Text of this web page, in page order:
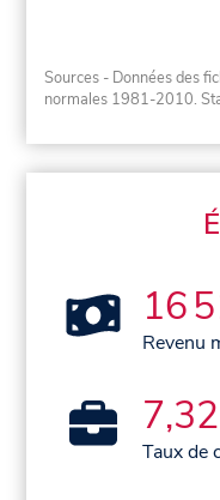
Sources - Données des
normales 1981-2010.
16
Revenu
Taux de